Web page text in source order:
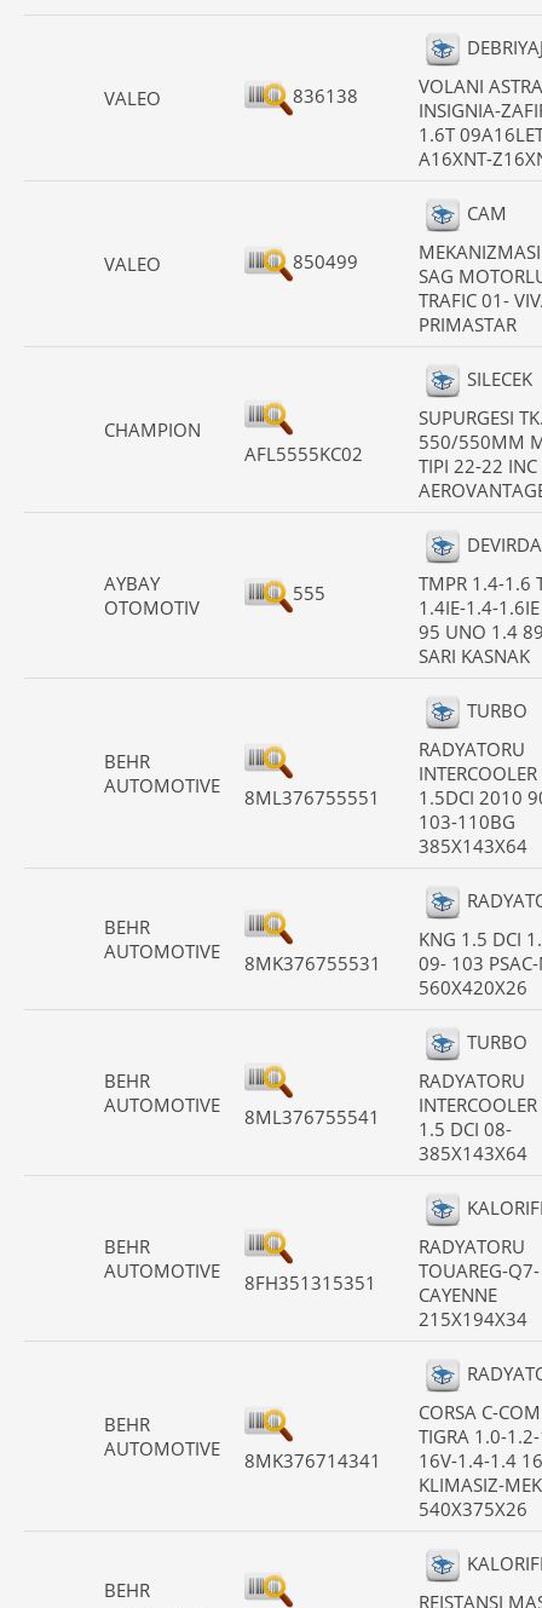
VALEO 836138
VOLANI
INSIGNIA-
1.6T
A16XNT-
VALEO 850499
CAM
SAG
TRAFIC 01-
PRIMASTAR
CHAMPION
AFL5555KC02
SILECEK
SUPURGESI
550/550MM
TIPI 22-22 INC
AYBAY
OTOMOTIV
555
TMPR 1.4-1.6
1.4IE-1.4-
95 UNO 1.4
SARI KASNAK
BEHR
AUTOMOTIVE
8ML376755551
TURBO
RADYATORU
1.5DCI 2010
103-110BG
385X143X64
BEHR
AUTOMOTIVE
8MK376755531
KNG 1.5 DCI
09- 103
560X420X26
BEHR
AUTOMOTIVE
8ML376755541
TURBO
RADYATORU
1.5 DCI 08-
385X143X64
BEHR
AUTOMOTIVE
8FH351315351
RADYATORU
TOUAREG-Q7-
CAYENNE
215X194X34
BEHR
AUTOMOTIVE
8MK376714341
CORSA C-
TIGRA 1.0-
16V-1.4-1.4
KLIMASIZ-MEK
540X375X26
BEHR
REISTANSI